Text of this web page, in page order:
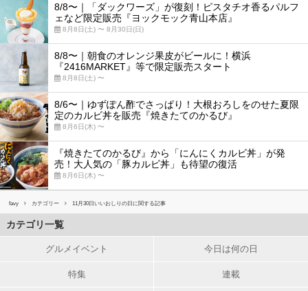
8/8〜｜「ダックワーズ」が復刻！ピスタチオ香るパルフ
ェなど限定販売『ヨックモック青山本店』
8月8日(土) 〜 8月30日(日)
8/8〜｜朝食のオレンジ果皮がビールに！横浜
『2416MARKET』等で限定販売スタート
8月8日(土) 〜
8/6〜｜ゆずぽん酢でさっぱり！大根おろしをのせた夏限
定のカルビ丼を販売『焼きたてのかるび』
8月6日(木) 〜
『焼きたてのかるび』から「にんにくカルビ丼」が発
売！大人気の「豚カルビ丼」も待望の復活
8月6日(木) 〜
favy カテゴリー 11月30日いいおしりの日に関する記事
カテゴリ一覧
グルメイベント 今日は何の日
特集 連載